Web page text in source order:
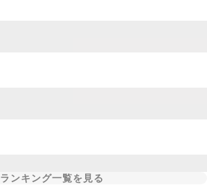
ランキング一覧を見る